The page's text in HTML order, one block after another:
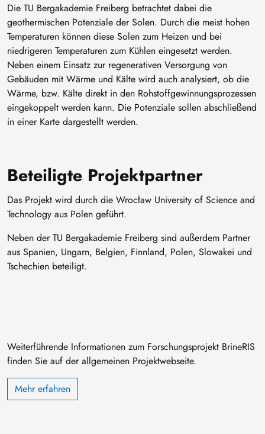
Die TU Bergakademie Freiberg betrachtet dabei die
geothermischen Potenziale der Solen. Durch die meist hohen
Temperaturen können diese Solen zum Heizen und bei
niedrigeren Temperaturen zum Kühlen eingesetzt werden.
Neben einem Einsatz zur regenerativen Versorgung von
Gebäuden mit Wärme und Kälte wird auch analysiert, ob die
Wärme, bzw. Kälte direkt in den Rohstoffgewinnungsprozessen
eingekoppelt werden kann. Die Potenziale sollen abschließend
in einer Karte dargestellt werden.
Beteiligte Projektpartner
Das Projekt wird durch die Wrocław University of Science and
Technology aus Polen geführt.
Neben der TU Bergakademie Freiberg sind außerdem Partner
aus Spanien, Ungarn, Belgien, Finnland, Polen, Slowakei und
Tschechien beteiligt.
Weiterführende Informationen zum Forschungsprojekt BrineRIS
finden Sie auf der allgemeinen Projektwebseite.
Mehr erfahren